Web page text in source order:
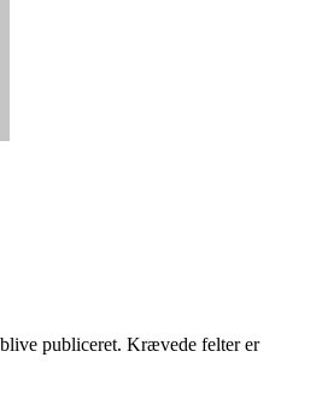
publiceret. Krævede felter er